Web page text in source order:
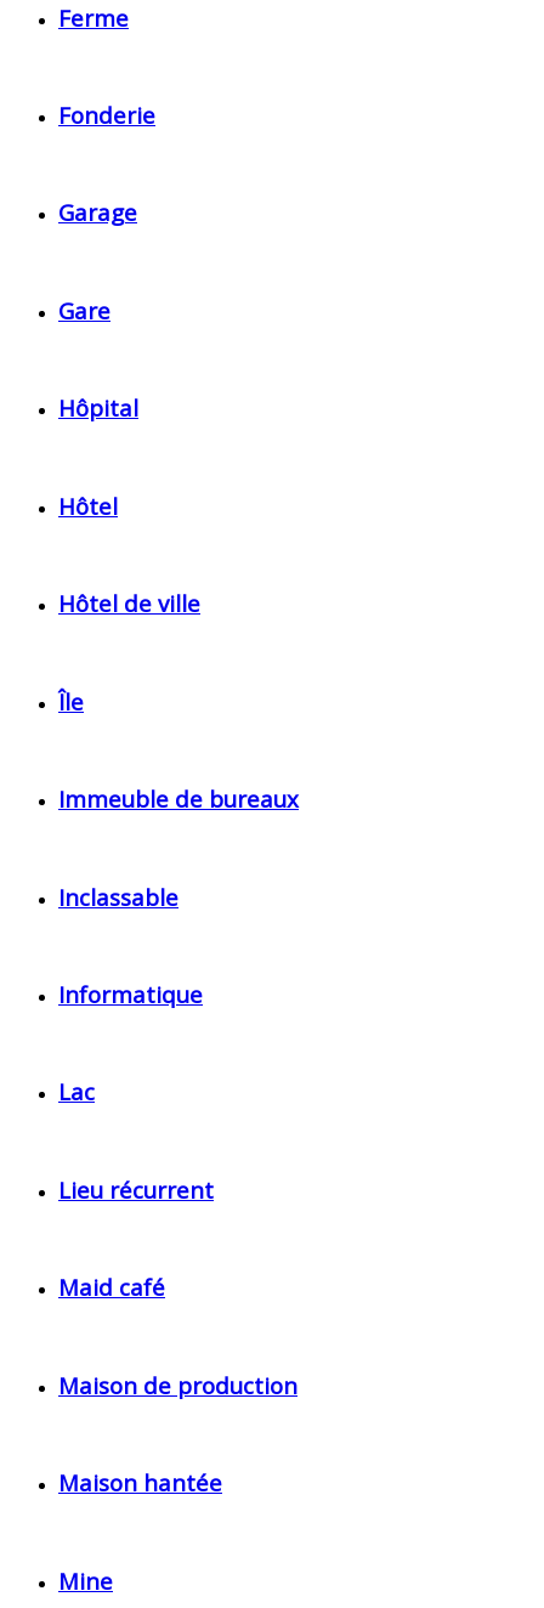
Ferme
Fonderie
Garage
Gare
Hôpital
Hôtel
Hôtel de ville
Île
Immeuble de bureaux
Inclassable
Informatique
Lac
Lieu récurrent
Maid café
Maison de production
Maison hantée
Mine